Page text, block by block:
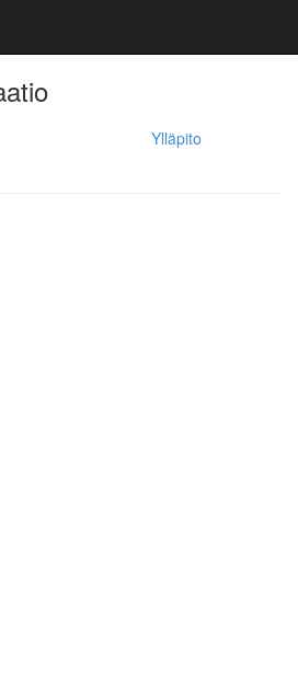
Ylläpito